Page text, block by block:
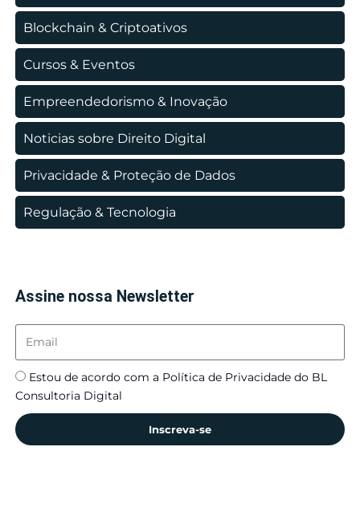
Blockchain & Criptoativos
Cursos & Eventos
Empreendedorismo & Inovação
Noticias sobre Direito Digital
Privacidade & Proteção de Dados
Regulação & Tecnologia
Assine nossa Newsletter
Estou de acordo com a Política de Privacidade do BL
Consultoria Digital
Inscreva-se